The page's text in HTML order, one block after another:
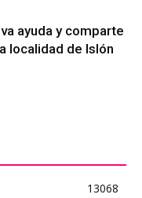
ayuda y comparte
localidad de Islón
13068